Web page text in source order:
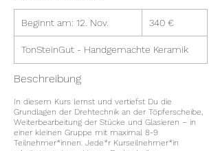
Beginnt am: 12. Nov.
e
g
i
t
a
m
:
Euro
340 €
TonSteinGut - Handgemachte Keramik
Beschreibung
In diesem Kurs lernst und vertiefst Du die
Grundlagen der Drehtechnik an der Töpferscheibe,
Weiterbearbeitung der Stücke und Glasieren – in
einer kleinen Gruppe mit maximal 8-9
Teilnehmer*innen. Jede*r Kurseilnehmer*in